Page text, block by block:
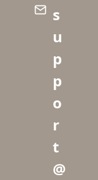
s
u
p
p
o
r
t
@